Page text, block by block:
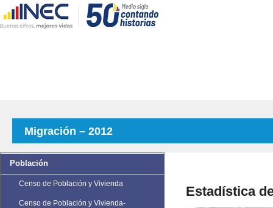
Migración – 2012
Población
Censo de Población y Vivienda
Censo de Población y Vivienda-
Estadística